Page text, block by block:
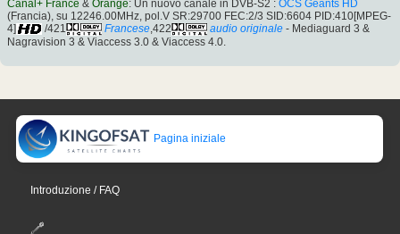
Canal+ France & Orange: Un nuovo canale in DVB-S2 : OCS Géants HD
(Francia), su 12246.00MHz, pol.V SR:29700 FEC:2/3 SID:6604 PID:410[MPEG-
4]
/421 Francese,422 audio originale - Mediaguard 3 &
Nagravision 3 & Viaccess 3.0 & Viaccess 4.0.
Pagina iniziale
Introduzione / FAQ